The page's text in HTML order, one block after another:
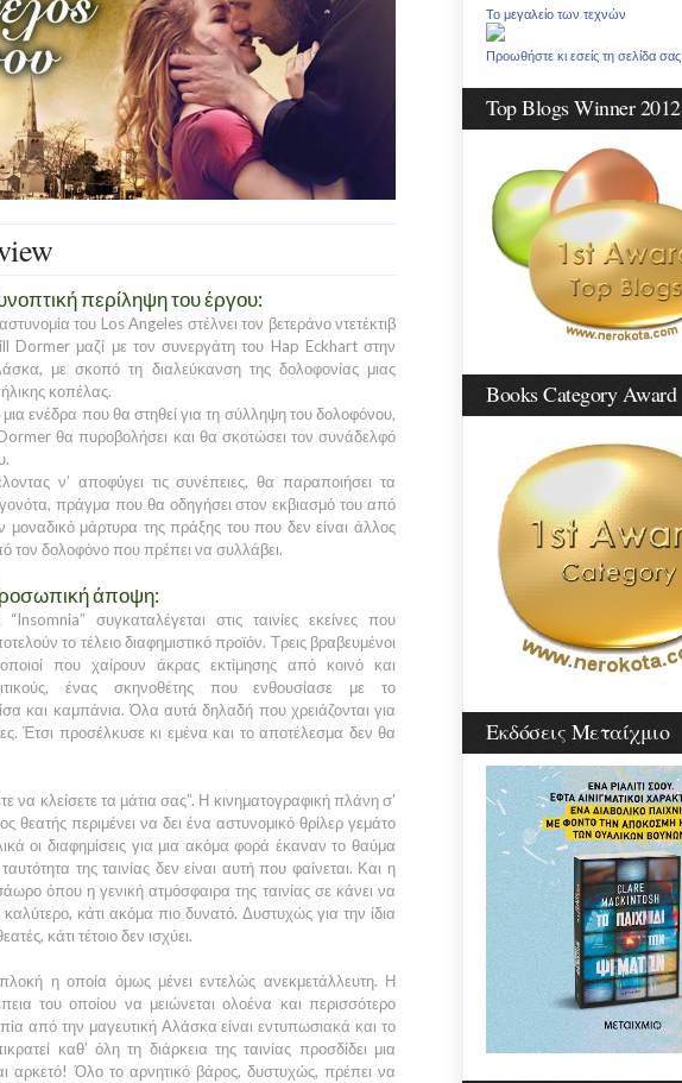
περίληψη του έργου:
του Los Angeles στέλνει τον βετεράνο ντετέκτιβ
Dormer μαζί με τον συνεργάτη του Hap Eckhartστην
, με σκοπό τη διαλεύκανση της δολοφονίας μιας
κοπέλας.
μια ενέδρα που θα στηθεί για τη σύλληψη του δολοφόνου,
θα πυροβολήσει και θα σκοτώσει τον συνάδελφό
ν’ αποφύγει τις συνέπειες, θα παραποιήσει τα
πράγμα που θα οδηγήσει στον εκβιασμό του από
μοναδικό μάρτυρα της πράξης του που δεν είναι άλλος
τον δολοφόνο που πρέπει να συλλάβει.
άποψη:
“Insomnia” συγκαταλέγεται στις ταινίες εκείνες που
το τέλειο διαφημιστικό προϊόν. Τρεις βραβευμένοι
που χαίρουν άκρας εκτίμησης από κοινό και
ένας σκηνοθέτης που ενθουσίασε με το
και καμπάνια. Όλα αυτά δηλαδή που χρειάζονται για
Έτσι προσέλκυσε κι εμένα και το αποτέλεσμα δεν θα
να κλείσετε τα μάτια σας”. Η κινηματογραφική πλάνη σ’
θεατής περιμένει να δει ένα αστυνομικό θρίλερ γεμάτο
οι διαφημίσεις για μια ακόμα φορά έκαναν το θαύμα
της ταινίας δεν είναι αυτή που φαίνεται. Και η
όπου η γενική ατμόσφαιρα της ταινίας σε κάνει να
κάτι ακόμα πιο δυνατό. Δυστυχώς για την ίδια
κάτι τέτοιο δεν ισχύει.
η οποία όμως μένει εντελώς ανεκμετάλλευτη. Η
του οποίου να μειώνεται ολοένα και περισσότερο
από την μαγευτική Αλάσκα είναι εντυπωσιακά και το
καθ’ όλη τη διάρκεια της ταινίας προσδίδει μια
αρκετό! Όλο το αρνητικό βάρος, δυστυχώς, πρέπει να
Το μεγαλείο των τεχνών
Προωθήστε κι εσείς τη σελίδα σας
Top Blogs Winner 2012
Books Category Award
Εκδόσεις Μεταίχμιο